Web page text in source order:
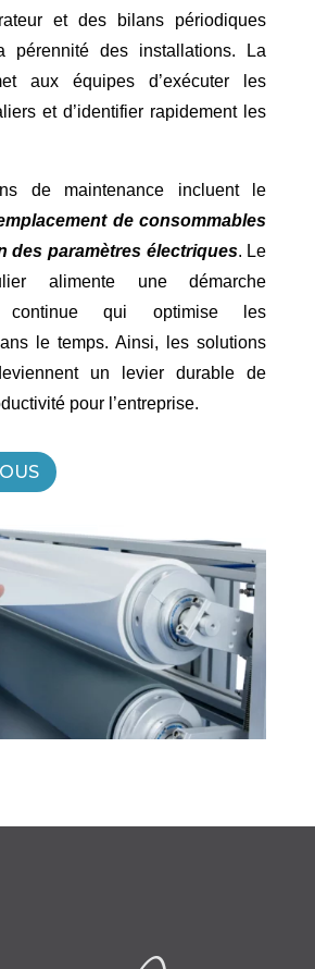
et des bilans périodiques
pérennité des installations. La
aux équipes d’exécuter les
et d’identifier rapidement les
de maintenance incluent le
de consommables
des paramètres électriques. Le
alimente une démarche
continue qui optimise les
le temps. Ainsi, les solutions
un levier durable de
pour l’entreprise.